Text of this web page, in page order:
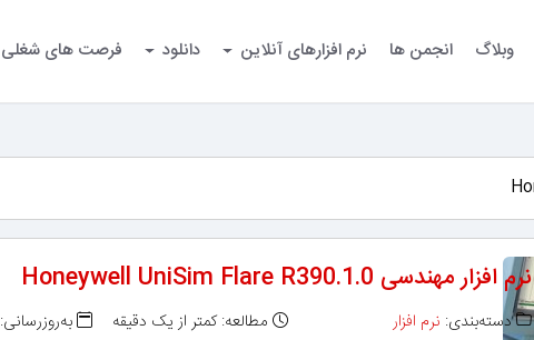
وبلاگ انجمن ها نرم افزارهای آنلاین دانلود فرصت های شغلی
نرم افزار مهندسی Honeywell UniSim Flare R390.1.0
دسته‌بندی: نرم افزار مطالعه: کمتر از یک دقیقه
به‌روزرسانی: ۱۳۹۳/۱۱/۱۹